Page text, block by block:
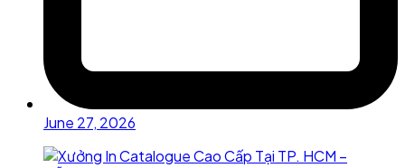
June 27, 2026